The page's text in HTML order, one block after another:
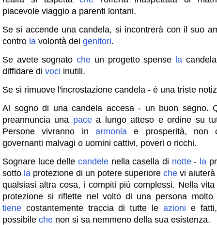
piacevole viaggio a parenti lontani.
Se si accende una candela, si incontrerà con il suo
contro la volontà dei genitori.
Se avete sognatoche un progetto spense la
diffidare di voci inutili.
Se si rimuove l'incrostazione candela - è una triste
Al sogno di una candela accesa - un buon segno.
preannuncia una pacea lungo atteso e ordine su
Persone vivranno in armonia e prosperità, non
governanti malvagi o uomini cattivi, poveri o ricchi.
Sognare luce delle candele nella casella di notte- la
sotto la protezione di un potere superiore che vi
qualsiasi altra cosa, i compiti più complessi. Nella
protezione si riflette nel volto di una persona
tiene costantemente traccia di tutte le azioni e
possibile che non si sa nemmeno della sua esistenza.